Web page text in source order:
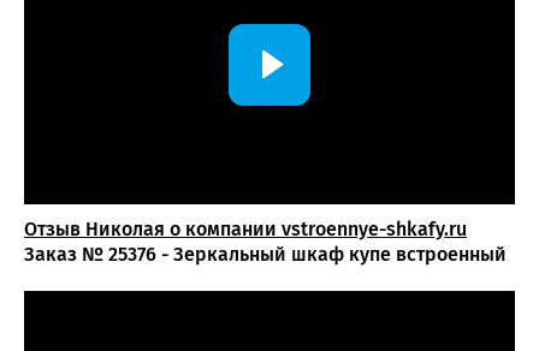
Изготовление, доставка и монтаж — аккуратная
установка с гарантией качества.
мебель точно подстраивается под геометрию помещения
и сохраняет аккуратный внешний вид на протяжении
долгого времени.
Отзыв Николая о компании vstroennye-shkafy.ru
Заказ № 25376 - Зеркальный шкаф купе встроенный